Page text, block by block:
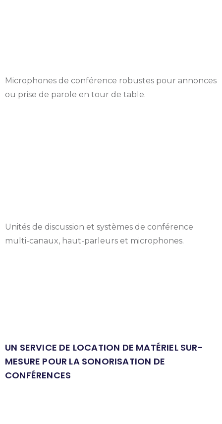
Microphones de conférence robustes pour annonces
ou prise de parole en tour de table.
Unités de discussion et systèmes de conférence
multi-canaux, haut-parleurs et microphones.
UN SERVICE DE LOCATION DE MATÉRIEL SUR-
MESURE POUR LA SONORISATION DE
CONFÉRENCES